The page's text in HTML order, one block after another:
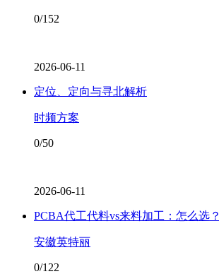
0/152
2026-06-11
定位、定向与寻北解析
时频方案
0/50
2026-06-11
PCBA代工代料vs来料加工：怎么选？
安徽英特丽
0/122